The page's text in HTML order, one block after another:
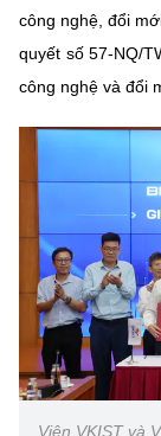
công nghệ, đổi
quyết số 57-NQ/
công nghệ và đổi
Viện VKIST và